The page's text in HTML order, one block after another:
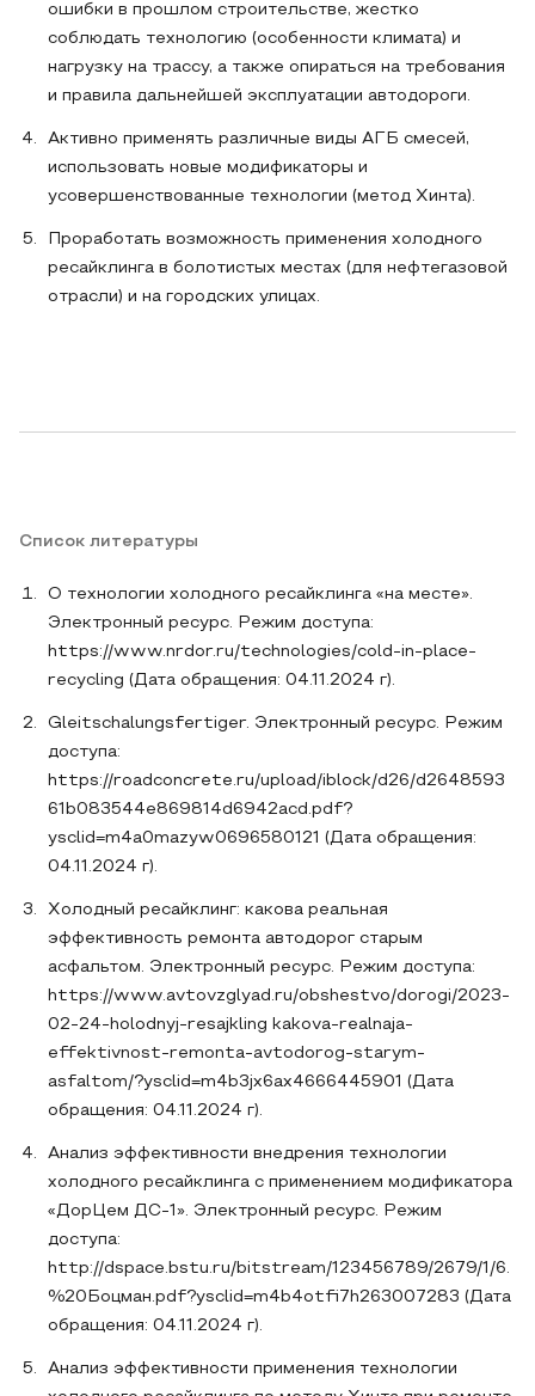
ошибки в прошлом строительстве, жестко
соблюдать технологию (особенности климата) и
нагрузку на трассу, а также опираться на требования
и правила дальнейшей эксплуатации автодороги.
Активно применять различные виды АГБ смесей,
использовать новые модификаторы и
усовершенствованные технологии (метод Хинта).
Проработать возможность применения холодного
ресайклинга в болотистых местах (для нефтегазовой
отрасли) и на городских улицах.
Список литературы
О технологии холодного ресайклинга «на месте».
Электронный ресурс. Режим доступа:
https://www.nrdor.ru/technologies/cold-in-place-
recycling (Дата обращения: 04.11.2024 г).
Gleitschalungsfertiger. Электронный ресурс. Режим
доступа:
https://roadconcrete.ru/upload/iblock/d26/d2648593
61b083544e869814d6942acd.pdf?
ysclid=m4a0mazyw0696580121 (Дата обращения:
04.11.2024 г).
Холодный ресайклинг: какова реальная
эффективность ремонта автодорог старым
асфальтом. Электронный ресурс. Режим доступа:
https://www.avtovzglyad.ru/obshestvo/dorogi/2023-
02-24-holodnyj-resajkling kakova-realnaja-
effektivnost-remonta-avtodorog-starym-
asfaltom/?ysclid=m4b3jx6ax4666445901 (Дата
обращения: 04.11.2024 г).
Анализ эффективности внедрения технологии
холодного ресайклинга с применением модификатора
«ДорЦем ДС-1». Электронный ресурс. Режим
доступа:
http://dspace.bstu.ru/bitstream/123456789/2679/1/6.
%20Боцман.pdf?ysclid=m4b4otfi7h263007283 (Дата
обращения: 04.11.2024 г).
Анализ эффективности применения технологии